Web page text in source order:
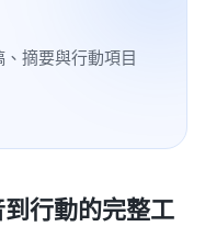
、摘要與行動項目
行動的完整工